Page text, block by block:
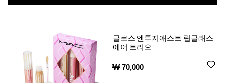
글로스 엔투지애스트 립글래스
에어 트리오
₩ 70,000